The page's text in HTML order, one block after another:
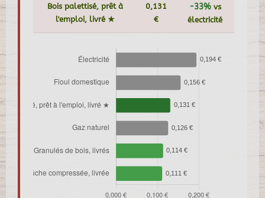
Bois palettisé, prêt à
l'emploi, livré ★
0,131
€
-33%vs
électricité